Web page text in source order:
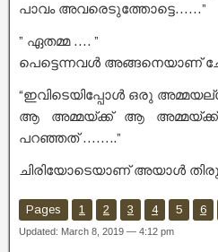
പാവം അവരെടുത്തോട്ടെ……”
” ഏതമ്മ …. ”
പെട്ടെന്നവൾ അങ്ങനെയാണ്
“ഇവിടെയിപ്പോൾ ഒരു
ആ അമ്മയ്ക്ക് ആ
പറഞ്ഞത് ……..”
ചിരിയോടെയാണ് അയാൾ
Pages 1 2 3 4 5 6
Updated: March 8, 2019 — 4:12 pm